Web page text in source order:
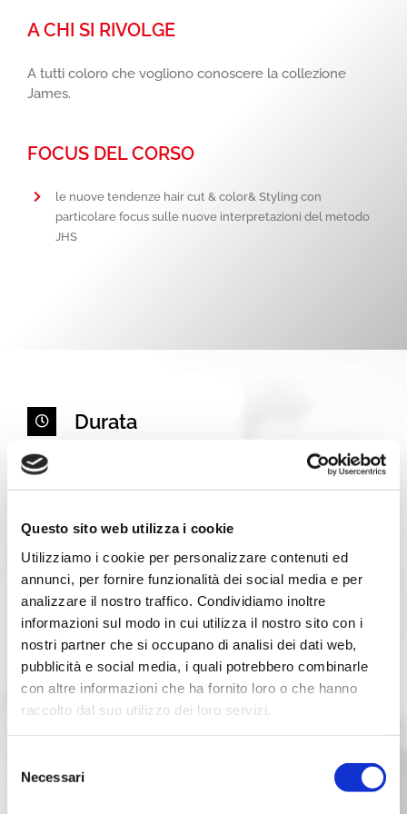
Questo sito web utilizza i cookie
Utilizziamo i cookie per personalizzare contenuti ed
annunci, per fornire funzionalità dei social media e per
analizzare il nostro traffico. Condividiamo inoltre
informazioni sul modo in cui utilizza il nostro sito con i
nostri partner che si occupano di analisi dei dati web,
pubblicità e social media, i quali potrebbero combinarle
con altre informazioni che ha fornito loro o che hanno
raccolto dal suo utilizzo dei loro servizi.
delNecessari
A CHI SI RIVOLGE
A tutti coloro che vogliono conoscere la collezione
James.
FOCUS DEL CORSO
le nuove tendenze hair cut & color& Styling con
particolare focus sulle nuove interpretazioni del metodo
JHS
Durata
dalle ore 10.00 alle ore 12.30
2 semestre collezione a/i– 14 Settembre 2020
Format
visivo Tagli, Colori e Styling su modelle
Prezzo